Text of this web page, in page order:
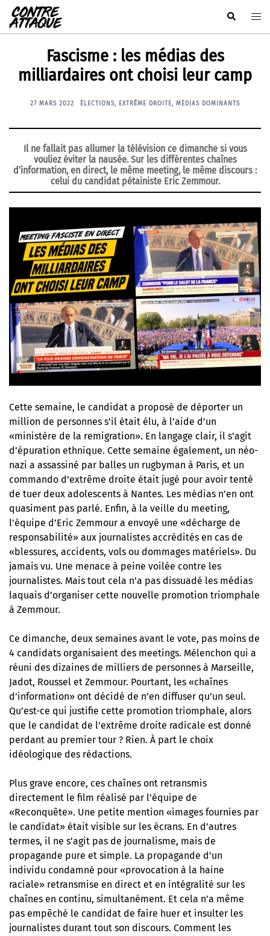
Aller
au
contenu
Rechercher
Fascisme : les médias des
milliardaires ont choisi leur camp
27 MARS 2022 ÉLECTIONS, EXTRÊME DROITE, MÉDIAS DOMINANTS
Il ne fallait pas allumer la télévision ce dimanche si vous
vouliez éviter la nausée. Sur les différentes chaînes
d’information, en direct, le même meeting, le même discours :
celui du candidat pétainiste Eric Zemmour.
Cette semaine, le candidat a proposé de déporter un
million de personnes s’il était élu, à l’aide d’un
«ministère de la remigration». En langage clair, il s’agit
d’épuration ethnique. Cette semaine également, un néo-
nazi a assassiné par balles un rugbyman à Paris, et un
commando d’extrême droite était jugé pour avoir tenté
de tuer deux adolescents à Nantes. Les médias n’en ont
quasiment pas parlé. Enfin, à la veille du meeting,
l’équipe d’Eric Zemmour a envoyé une «décharge de
responsabilité» aux journalistes accrédités en cas de
«blessures, accidents, vols ou dommages matériels». Du
jamais vu. Une menace à peine voilée contre les
journalistes. Mais tout cela n’a pas dissuadé les médias
laquais d’organiser cette nouvelle promotion triomphale
à Zemmour.
Ce dimanche, deux semaines avant le vote, pas moins de
4 candidats organisaient des meetings. Mélenchon qui a
réuni des dizaines de milliers de personnes à Marseille,
Jadot, Roussel et Zemmour. Pourtant, les «chaînes
d’information» ont décidé de n’en diffuser qu’un seul.
Qu’est-ce qui justifie cette promotion triomphale, alors
que le candidat de l’extrême droite radicale est donné
perdant au premier tour ? Rien. À part le choix
idéologique des rédactions.
Plus grave encore, ces chaînes ont retransmis
directement le film réalisé par l’équipe de
«Reconquête». Une petite mention «images fournies par
le candidat» était visible sur les écrans. En d’autres
termes, il ne s’agit pas de journalisme, mais de
propagande pure et simple. La propagande d’un
individu condamné pour «provocation à la haine
raciale» retransmise en direct et en intégralité sur les
chaînes en continu, simultanément. Et cela n’a même
pas empêché le candidat de faire huer et insulter les
journalistes durant tout son discours. Comment les